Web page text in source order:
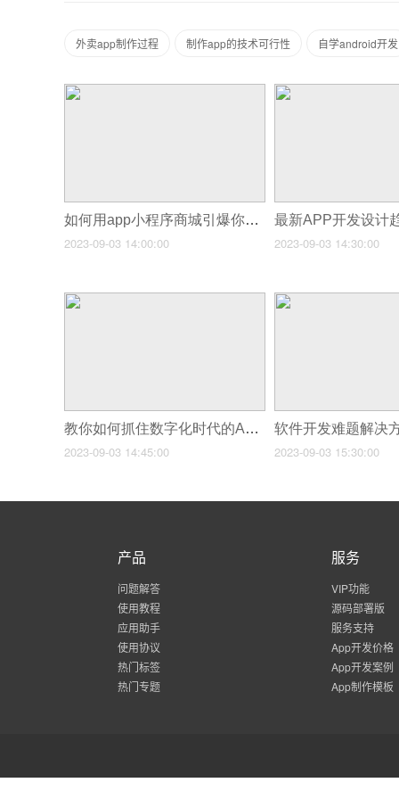
外卖app制作过程 制作app的技术可行性 自学android开发
如何用app小程序商城引爆你的销售额？
2023-09-03 14:00:00
最新APP开发设计
2023-09-03 14:30:00
教你如何抓住数字化时代的APP开发机遇！
2023-09-03 14:45:00 2023-09-03 15:30:00
产品
问题解答
使用教程
应用助手
使用协议
热门标签
热门专题
服务
VIP功能
源码部署版
服务支持
App开发价格
App开发案例
App制作模板